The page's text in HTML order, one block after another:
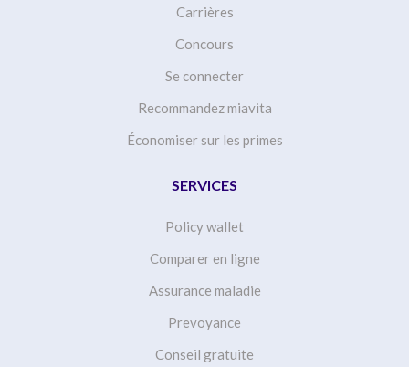
Carrières
Concours
Se connecter
Recommandez miavita
Économiser sur les primes
SERVICES
Policy wallet
Comparer en ligne
Assurance maladie
Prevoyance
Conseil gratuite